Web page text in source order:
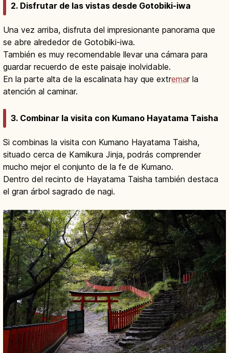
2. Disfrutar de las vistas desde Gotobiki-iwa
Una vez arriba, disfruta del impresionante panorama que
se abre alrededor de Gotobiki-iwa.
También es muy recomendable llevar una cámara para
guardar recuerdo de este paisaje inolvidable.
En la parte alta de la escalinata hay que extremar la
atención al caminar.
3. Combinar la visita con Kumano Hayatama Taisha
Si combinas la visita con Kumano Hayatama Taisha,
situado cerca de Kamikura Jinja, podrás comprender
mucho mejor el conjunto de la fe de Kumano.
Dentro del recinto de Hayatama Taisha también destaca
el gran árbol sagrado de nagi.